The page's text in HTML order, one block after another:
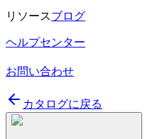
リソースブログ
ヘルプセンター
お問い合わせ
カタログに戻る